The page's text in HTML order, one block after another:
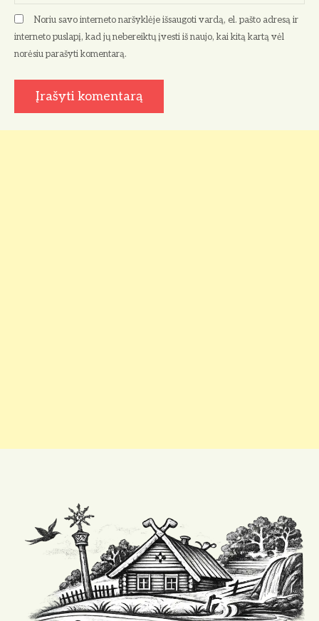
š
ų
Noriu savo interneto naršyklėje išsaugoti vardą, el. pašto adresą ir
interneto puslapį, kad jų nebereiktų įvesti iš naujo, kai kitą kartą vėl
norėsiu parašyti komentarą.